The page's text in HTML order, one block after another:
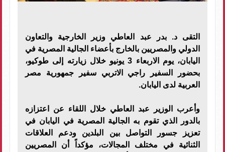
التقى د. بدر عبد العاطي وزير الخارجية والتعاون
الدولي والمصريين بالخارج بأعضاء الجالية المصرية في
اليابان، يوم الاربعاء 3 يونيو خلال زيارته إلى طوكيو،
بحضور السفير راجي الاتربي سفير جمهورية مصر
العربية لدى اليابان.
وأعرب الوزير عبد العاطي خلال اللقاء عن اعتزازه
بالدور الذي تقوم به الجالية المصرية في اليابان في
تعزيز جسور التواصل بين البلدين ودعم العلاقات
الثنائية في مختلف المجالات، مؤكداً أن المصريين